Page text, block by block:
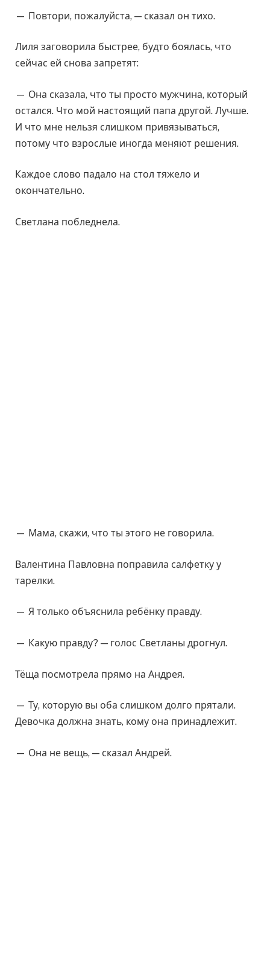
— Повтори, пожалуйста, — сказал он тихо.
Лиля заговорила быстрее, будто боялась, что
сейчас ей снова запретят:
— Она сказала, что ты просто мужчина, который
остался. Что мой настоящий папа другой. Лучше.
И что мне нельзя слишком привязываться,
потому что взрослые иногда меняют решения.
Каждое слово падало на стол тяжело и
окончательно.
Светлана побледнела.
— Мама, скажи, что ты этого не говорила.
Валентина Павловна поправила салфетку у
тарелки.
— Я только объяснила ребёнку правду.
— Какую правду? — голос Светланы дрогнул.
Тёща посмотрела прямо на Андрея.
— Ту, которую вы оба слишком долго прятали.
Девочка должна знать, кому она принадлежит.
— Она не вещь, — сказал Андрей.